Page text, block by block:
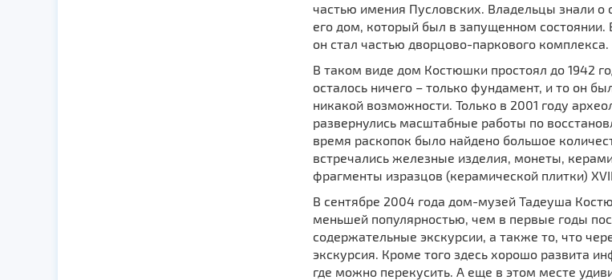
частью имения Пусловских. Владельцы знали
его дом, который был в запущенном
он стал частью дворцово-паркового комплекса.
В таком виде дом Костюшки простоял до 1942
осталось ничего – только фундамент, и то он
никакой возможности. Толькo в 2001 году
развернулись масштабные работы по
время раскопок было найдено большое
встречались железные изделия, монеты,
фрагменты изразцов (керамической плитки)
В сентябре 2004 года дом-музей Тадеуша
меньшей популярностью, чем в первые годы
содержательные экскурсии, а также то, что
экскурсия. Кроме того здесь хорошо развита
где можно перекусить. А еще в этом месте